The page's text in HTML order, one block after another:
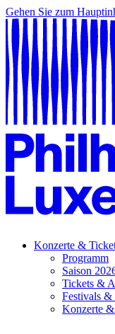
Gehen Sie zum
Konzerte &
Programm
Saison
Tickets &
Festivals &
Konzerte